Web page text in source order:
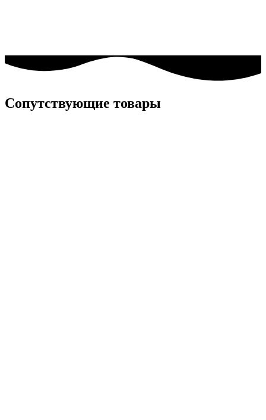
Сопутствующие товары